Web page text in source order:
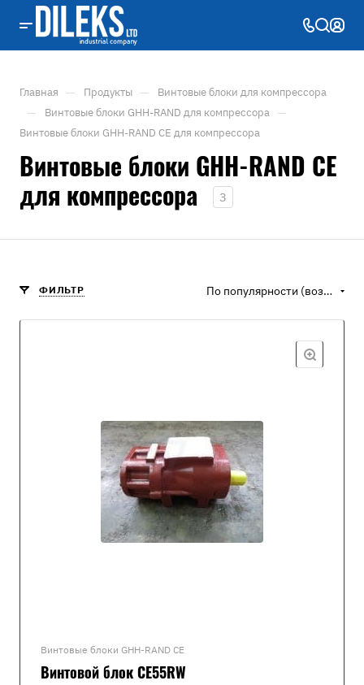
Главная — Продукты — Винтовые блоки для компрессора
— Винтовые блоки GHH-RAND для компрессора —
Винтовые блоки GHH-RAND CE для компрессора
Винтовые блоки GHH-RAND CE
для компрессора
3
ФИЛЬТР По популярности (возрастание)
Винтовые блоки GHH-RAND CE
Винтовой блок CE55RW